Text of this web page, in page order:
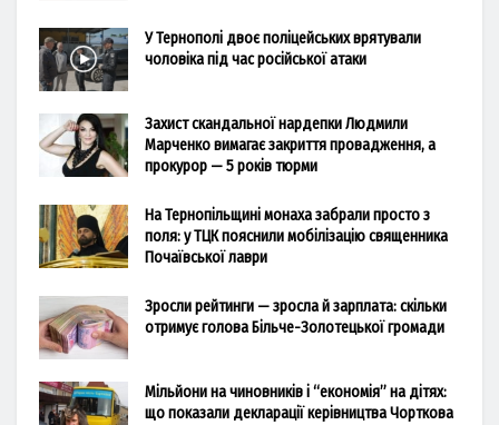
У Тернополі двоє поліцейських врятували
чоловіка під час російської атаки
Захист скандальної нардепки Людмили
Марченко вимагає закриття провадження, а
прокурор — 5 років тюрми
На Тернопільщині монаха забрали просто з
поля: у ТЦК пояснили мобілізацію священника
Почаївської лаври
Зросли рейтинги — зросла й зарплата: скільки
отримує голова Більче-Золотецької громади
Мільйони на чиновників і “економія” на дітях:
що показали декларації керівництва Чорткова